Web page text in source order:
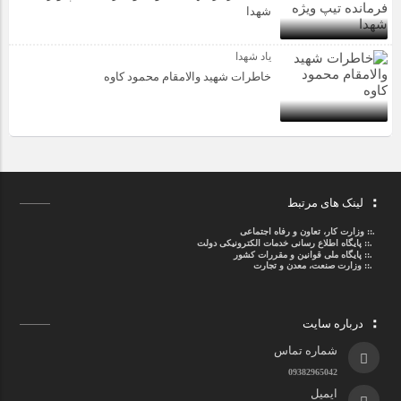
شهدا
یاد شهدا
خاطرات شهید والامقام محمود کاوه‌
لینک های مرتبط
.::وزارت کار، تعاون و رفاه اجتماعی
.::پایگاه اطلاع رسانی خدمات الکترونیکی دولت
.::پایگاه ملی قوانین و مقررات کشور
.:: وزارت صنعت، معدن و تجارت
درباره سایت
شماره تماس
09382965042
ایمیل